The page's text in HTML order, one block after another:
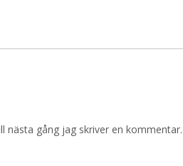
nästa gång jag skriver en kommentar.